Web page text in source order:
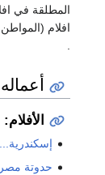
المطلقة في
افلام
أعماله
الأفلام:
حدوتة